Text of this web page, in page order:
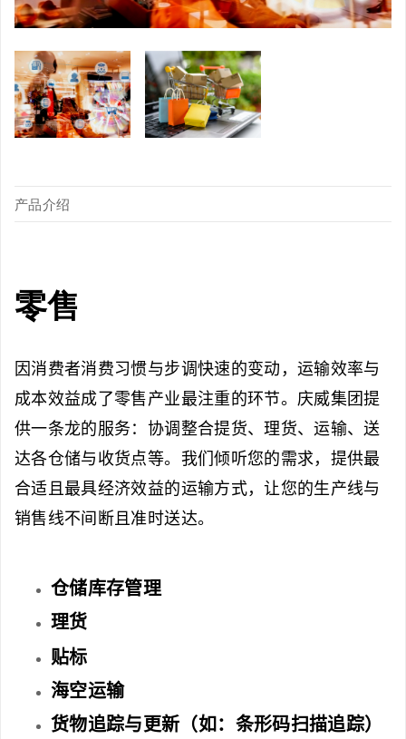
产品介绍
零售
因消费者消费习惯与步调快速的变动，运输效率与
成本效益成了零售产业最注重的环节。庆威集团提
供一条龙的服务：协调整合提货、理货、运输、送
达各仓储与收货点等。我们倾听您的需求，提供最
合适且最具经济效益的运输方式，让您的生产线与
销售线不间断且准时送达。
仓储库存管理
理货
贴标
海空运输
货物追踪与更新（如：条形码扫描追踪）